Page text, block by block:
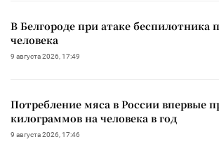
В Белгороде при атаке беспилотника
человека
9 августа 2026, 17:49
Потребление мяса в России впервые
килограммов на человека в год
9 августа 2026, 17:46